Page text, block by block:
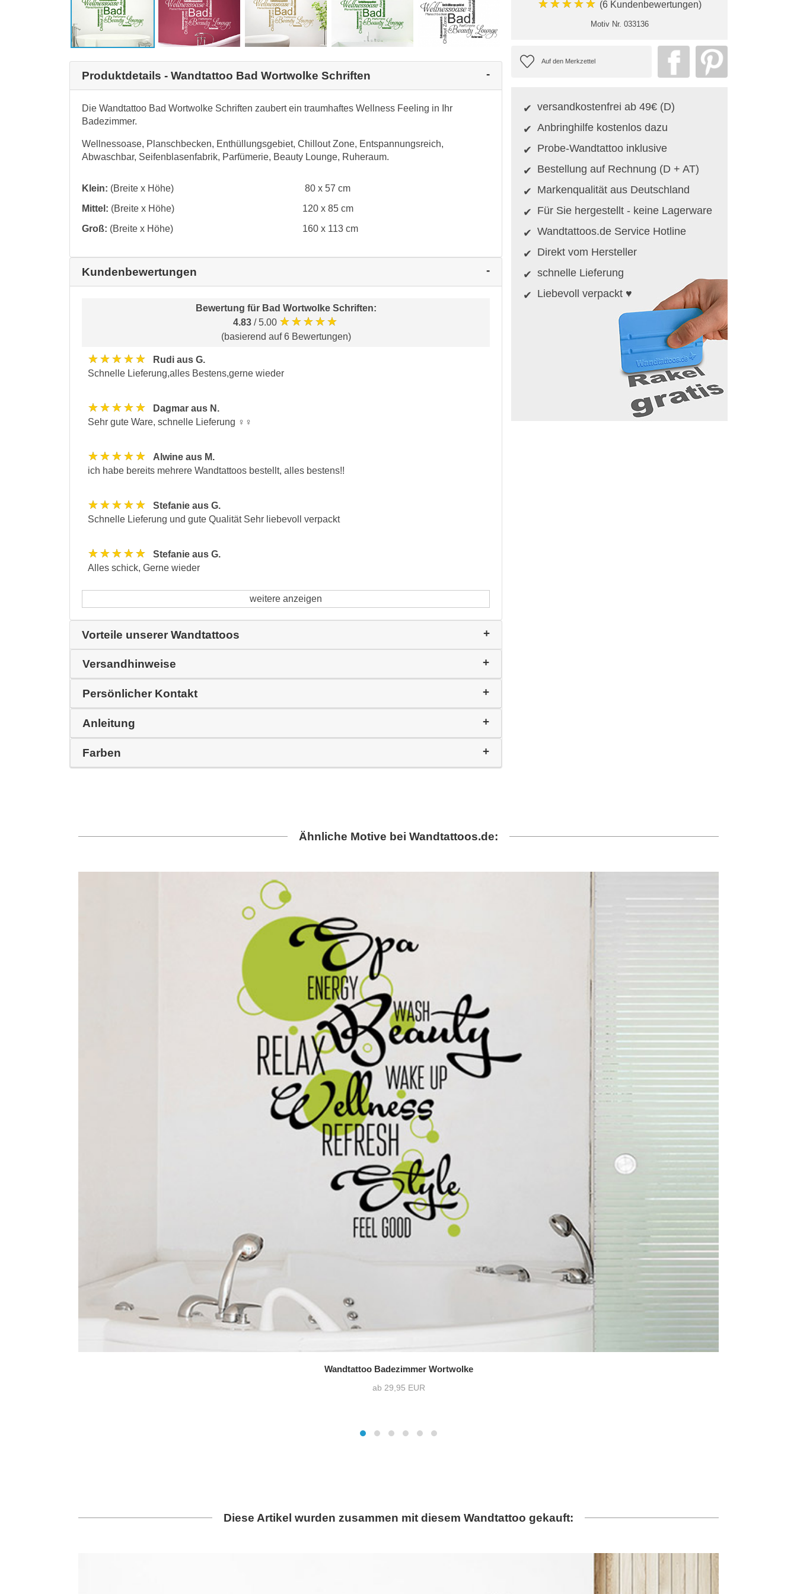
Produktdetails - Wandtattoo Bad Wortwolke Schriften
Die Wandtattoo Bad Wortwolke Schriften zaubert ein traumhaftes Wellness Feeling in Ihr
Badezimmer.
Wellnessoase, Planschbecken, Enthüllungsgebiet, Chillout Zone, Entspannungsreich,
Abwaschbar, Seifenblasenfabrik, Parfümerie, Beauty Lounge, Ruheraum.
Klein: (Breite x Höhe)
80 x 57 cm
Mittel: (Breite x Höhe)
120 x 85 cm
Groß: (Breite x Höhe) 160 x 113 cm
Kundenbewertungen
Bewertung für Bad Wortwolke Schriften:
4.83 / 5.00 ★★★★★
(basierend auf 6 Bewertungen)
★★★★★
Rudi aus G.
Schnelle Lieferung,alles Bestens,gerne wieder
★★★★★
Dagmar aus N.
Sehr gute Ware, schnelle Lieferung ♀♀
★★★★★
Alwine aus M.
ich habe bereits mehrere Wandtattoos bestellt, alles bestens!!
★★★★★
Stefanie aus G.
Schnelle Lieferung und gute Qualität Sehr liebevoll verpackt
★★★★★
Stefanie aus G.
Alles schick, Gerne wieder
weitere anzeigen
Vorteile unserer Wandtattoos
Versandhinweise
Persönlicher Kontakt
Anleitung
Farben
★★★★★ (6 Kundenbewertungen)
Motiv Nr. 033136
versandkostenfrei ab 49€ (D)
Anbringhilfe kostenlos dazu
Probe-Wandtattoo inklusive
Bestellung auf Rechnung (D + AT)
Markenqualität aus Deutschland
Für Sie hergestellt - keine Lagerware
Wandtattoos.de Service Hotline
Direkt vom Hersteller
schnelle Lieferung
Liebevoll verpackt ♥
Ähnliche Motive bei Wandtattoos.de:
Wandtattoo Badezimmer Wortwolke
ab 29,95 EUR
Diese Artikel wurden zusammen mit diesem Wandtattoo gekauft: